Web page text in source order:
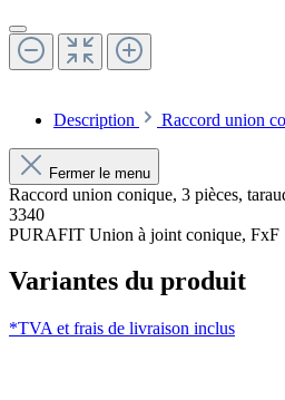
Description Raccord union
Fermer le menu
Raccord union conique, 3 pièces,
3340
PURAFIT Union à joint conique, FxF
Variantes du produit
*TVA et frais de livraison inclus